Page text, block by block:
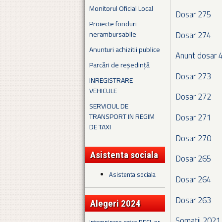
Monitorul Oficial Local
Proiecte fonduri
nerambursabile
Anunturi achizitii publice
Parcări de reședință
INREGISTRARE
VEHICULE
SERVICIUL DE
TRANSPORT IN REGIM
DE TAXI
Asistenta sociala
Asistenta sociala
Alegeri 2024
Dosar 275
Dosar 274
Anunt dosar
Dosar 273
Dosar 272
Dosar 271
Dosar 270
Dosar 265
Dosar 264
Dosar 263